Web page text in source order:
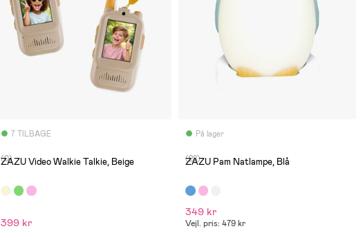
7 TILBAGE
(0)
ZAZU Video Walkie Talkie, Beige
399 kr
På lager
(28)
ZAZU Pam Natlampe, Blå
349 kr
Vejl. pris: 479 kr